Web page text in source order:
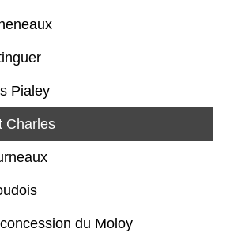
Pialey
Charles
du Moloy